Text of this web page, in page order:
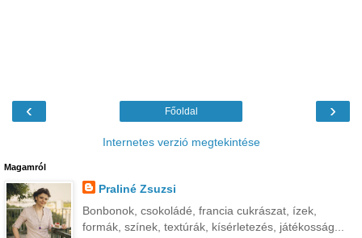
‹ ›
Főoldal
Internetes verzió megtekintése
Magamról
Praliné Zsuzsi
Bonbonok, csokoládé, francia cukrászat, ízek,
formák, színek, textúrák, kísérletezés, játékosság...